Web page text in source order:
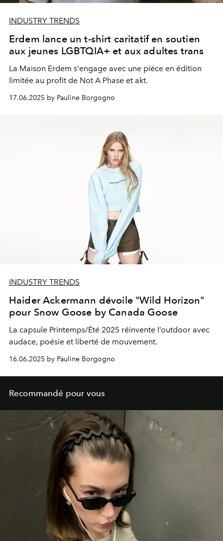
INDUSTRY TRENDS
Erdem lance un t-shirt caritatif en soutien
aux jeunes LGBTQIA+ et aux adultes trans
La Maison Erdem s'engage avec une pièce en édition
limitée au profit de Not A Phase et akt.
17.06.2025 by Pauline Borgogno
INDUSTRY TRENDS
Haider Ackermann dévoile "Wild Horizon"
pour Snow Goose by Canada Goose
La capsule Printemps/Été 2025 réinvente l’outdoor avec
audace, poésie et liberté de mouvement.
16.06.2025 by Pauline Borgogno
Recommandé pour vous